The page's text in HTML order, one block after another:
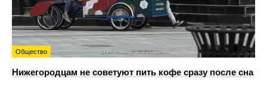
Общество
Нижегородцам не советуют пить кофе сразу после сна